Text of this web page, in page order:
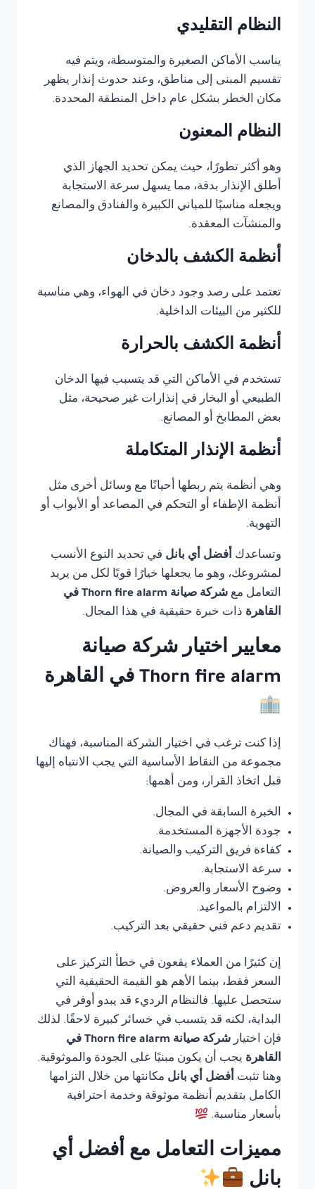
النظام التقليدي
يناسب الأماكن الصغيرة والمتوسطة، ويتم فيه
تقسيم المبنى إلى مناطق، وعند حدوث إنذار يظهر
مكان الخطر بشكل عام داخل المنطقة المحددة.
النظام المعنون
وهو أكثر تطورًا، حيث يمكن تحديد الجهاز الذي
أطلق الإنذار بدقة، مما يسهل سرعة الاستجابة
ويجعله مناسبًا للمباني الكبيرة والفنادق والمصانع
والمنشآت المعقدة.
أنظمة الكشف بالدخان
تعتمد على رصد وجود دخان في الهواء، وهي مناسبة
للكثير من البيئات الداخلية.
أنظمة الكشف بالحرارة
تستخدم في الأماكن التي قد يتسبب فيها الدخان
الطبيعي أو البخار في إنذارات غير صحيحة، مثل
بعض المطابخ أو المصانع.
أنظمة الإنذار المتكاملة
وهي أنظمة يتم ربطها أحيانًا مع وسائل أخرى مثل
أنظمة الإطفاء أو التحكم في المصاعد أو الأبواب أو
التهوية.
وتساعدك أفضل أي بانل في تحديد النوع الأنسب
لمشروعك، وهو ما يجعلها خيارًا قويًا لكل من يريد
التعامل مع
شركة صيانة Thorn fire alarm في
القاهرة ذات خبرة حقيقية في هذا المجال.
معايير اختيار شركة صيانة
Thorn fire alarm في القاهرة
إذا كنت ترغب في اختيار الشركة المناسبة، فهناك
مجموعة من النقاط الأساسية التي يجب الانتباه إليها
قبل اتخاذ القرار، ومن أهمها:
الخبرة السابقة في المجال.
جودة الأجهزة المستخدمة.
كفاءة فريق التركيب والصيانة.
سرعة الاستجابة.
وضوح الأسعار والعروض.
الالتزام بالمواعيد.
تقديم دعم فني حقيقي بعد التركيب.
إن كثيرًا من العملاء يقعون في خطأ التركيز على
السعر فقط، بينما الأهم هو القيمة الحقيقية التي
ستحصل عليها. فالنظام الرديء قد يبدو أوفر في
البداية، لكنه قد يتسبب في خسائر كبيرة لاحقًا. لذلك
فإن اختيار
شركة صيانة Thorn fire alarm في
القاهرة يجب أن يكون مبنيًا على الجودة والموثوقية.
وهنا تثبت أفضل أي بانل مكانتها من خلال التزامها
الكامل بتقديم أنظمة موثوقة وخدمة احترافية
بأسعار مناسبة.
مميزات التعامل مع أفضل أي
بانل